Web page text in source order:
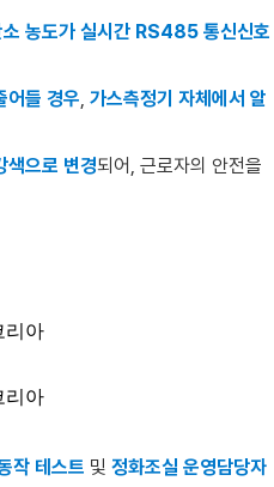
소 농도가 실시간 RS485 통신신호
어들 경우, 가스측정기 자체에서 알
색으로 변경되어, 근로자의 안전을
작 테스트 및 정화조실 운영담당자